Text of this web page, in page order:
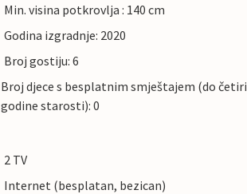
Min. visina potkrovlja : 140 cm
Godina izgradnje: 2020
Broj gostiju: 6
Broj djece s besplatnim smještajem (do četiri
godine starosti): 0
2 TV
Internet (besplatan, bezican)